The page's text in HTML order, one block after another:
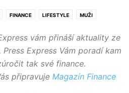
FINANCE LIFESTYLE MUŽI
vám přináší aktuality ze
Express Vám poradí kam
tak své finance.
připravuje Magazín Finance